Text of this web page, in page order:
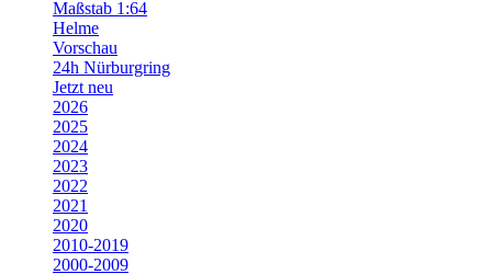
Maßstab 1:64
Helme
Vorschau
24h Nürburgring
Jetzt neu
2026
2025
2024
2023
2022
2021
2020
2010-2019
2000-2009